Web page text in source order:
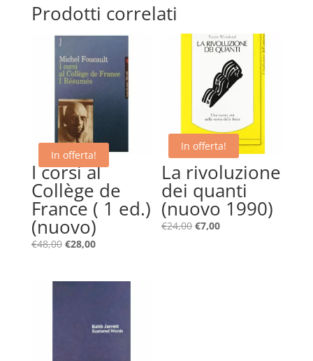
Prodotti correlati
In offerta!
I corsi al
Collège de
France ( 1 ed.)
(nuovo)
€48,00 Il
€28,00Il
In offerta!
La rivoluzione
dei quanti
(nuovo 1990)
€24,00 Il
€7,00Il